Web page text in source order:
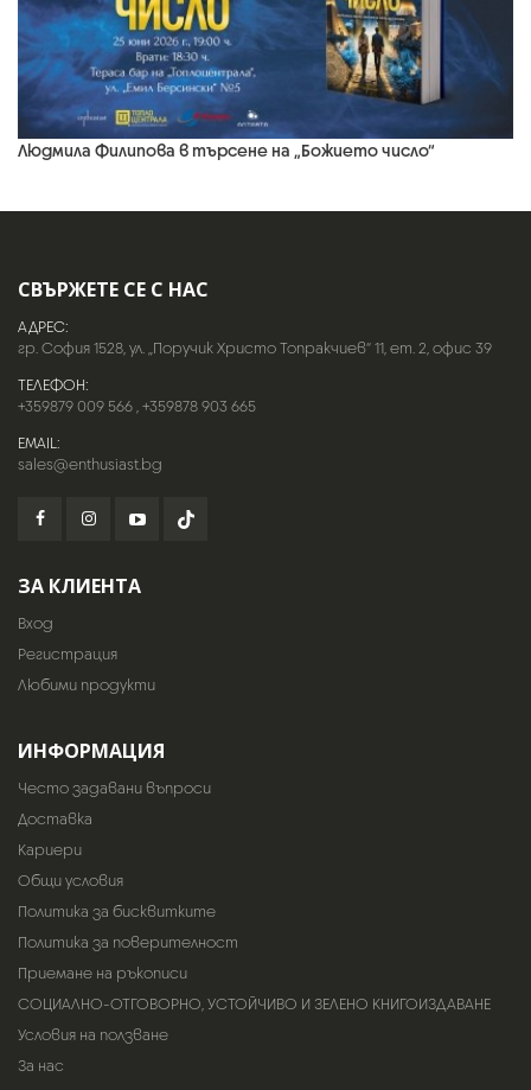
Людмила Филипова в търсене на „Божието число“
СВЪРЖЕТЕ СЕ С НАС
АДРЕС:
гр. София 1528, ул. „Поручик Христо Топракчиев“ 11, ет. 2, офис 39
ТЕЛЕФОН:
+359879 009 566,+359878 903 665
EMAIL:
sales@enthusiast.bg
ЗА КЛИЕНТА
Вход
Регистрация
Любими продукти
ИНФОРМАЦИЯ
Често задавани въпроси
Доставка
Кариери
Общи условия
Политика за бисквитките
Политика за поверителност
Приемане на ръкописи
СОЦИАЛНО-ОТГОВОРНО, УСТОЙЧИВО И ЗЕЛЕНО КНИГОИЗДАВАНЕ
Условия на ползване
За нас